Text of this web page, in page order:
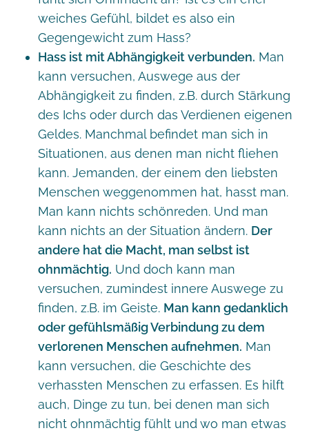
weiches Gefühl, bildet es also ein
Gegengewicht zum Hass?
Hass ist mit Abhängigkeit verbunden. Man
kann versuchen, Auswege aus der
Abhängigkeit zu finden, z.B. durch Stärkung
des Ichs oder durch das Verdienen eigenen
Geldes. Manchmal befindet man sich in
Situationen, aus denen man nicht fliehen
kann. Jemanden, der einem den liebsten
Menschen weggenommen hat, hasst man.
Man kann nichts schönreden. Und man
kann nichts an der Situation ändern. Der
andere hat die Macht, man selbst ist
ohnmächtig. Und doch kann man
versuchen, zumindest innere Auswege zu
finden, z.B. im Geiste. Man kann gedanklich
oder gefühlsmäßig Verbindung zu dem
verlorenen Menschen aufnehmen. Man
kann versuchen, die Geschichte des
verhassten Menschen zu erfassen. Es hilft
auch, Dinge zu tun, bei denen man sich
nicht ohnmächtig fühlt und wo man etwas